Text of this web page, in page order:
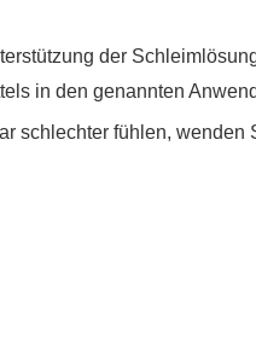
der
in den genannten
schlechter fühlen, wenden